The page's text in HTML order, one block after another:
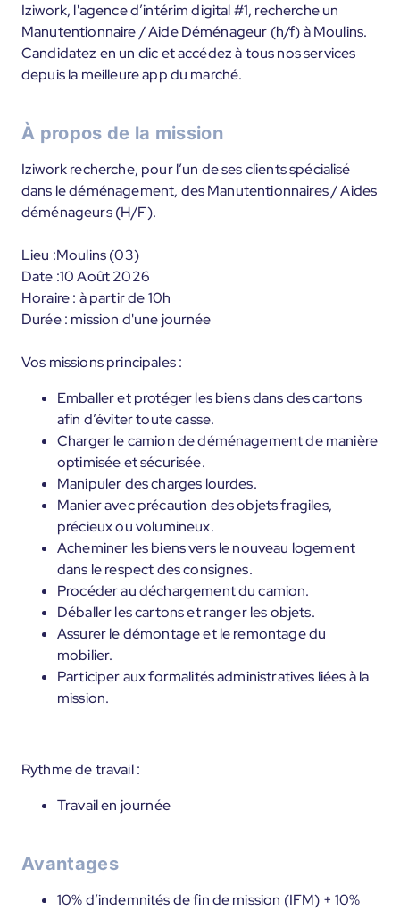
Iziwork, l'agence d’intérim digital #1, recherche un
Manutentionnaire / Aide Déménageur (h/f) à Moulins.
Candidatez en un clic et accédez à tous nos services
depuis la meilleure app du marché.
À propos de la mission
Iziwork recherche, pour l’un de ses clients spécialisé
dans le déménagement, des Manutentionnaires / Aides
déménageurs (H/F).
Lieu :Moulins (03)
Date :10 Août 2026
Horaire : à partir de 10h
Durée : mission d'une journée
Vos missions principales :
Emballer et protéger les biens dans des cartons
afin d’éviter toute casse.
Charger le camion de déménagement de manière
optimisée et sécurisée.
Manipuler des charges lourdes.
Manier avec précaution des objets fragiles,
précieux ou volumineux.
Acheminer les biens vers le nouveau logement
dans le respect des consignes.
Procéder au déchargement du camion.
Déballer les cartons et ranger les objets.
Assurer le démontage et le remontage du
mobilier.
Participer aux formalités administratives liées à la
mission.
Rythme de travail :
Travail en journée
Avantages
10% d’indemnités de fin de mission (IFM) + 10%